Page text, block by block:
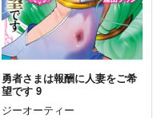
勇者さまは報酬に人妻をご希
望です 9
ジーオーティー